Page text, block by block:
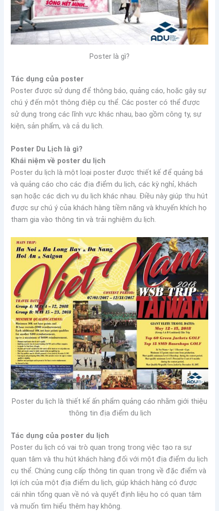
Poster là gì?
Tác dụng của poster
Poster được sử dụng để thông báo, quảng cáo, hoặc gây sự
chú ý đến một thông điệp cụ thể. Các poster có thể được
sử dụng trong các lĩnh vực khác nhau, bao gồm công ty, sự
kiện, sản phẩm, và cả du lịch.
Poster Du Lịch là gì?
Khái niệm về poster du lịch
Poster du lịch là một loại poster được thiết kế để quảng bá
và quảng cáo cho các địa điểm du lịch, các kỳ nghỉ, khách
sạn hoặc các dịch vụ du lịch khác nhau. Điều này giúp thu hút
được sự chú ý của khách hàng tiềm năng và khuyến khích họ
tham gia vào thông tin và trải nghiệm du lịch.
Poster du lịch là thiết kế ấn phẩm quảng cáo nhằm giới thiệu
thông tin địa điểm du lịch
Tác dụng của poster du lịch
Poster du lịch có vai trò quan trọng trong việc tạo ra sự
quan tâm và thu hút khách hàng đối với một địa điểm du lịch
cụ thể. Chúng cung cấp thông tin quan trọng về đặc điểm và
lợi ích của một địa điểm du lịch, giúp khách hàng có được
cái nhìn tổng quan về nó và quyết định liệu họ có quan tâm
và muốn tìm hiểu thêm hay không.